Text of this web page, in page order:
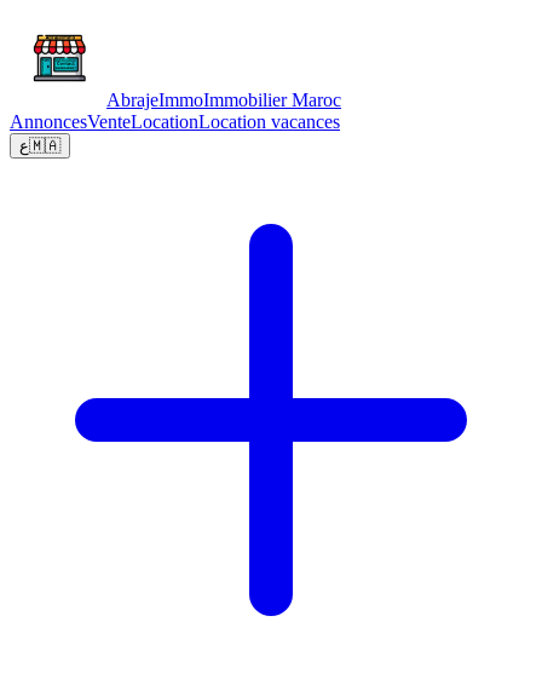
AbrajeImmoImmobilier Maroc
AnnoncesVenteLocationLocation vacances
ع🇲🇦